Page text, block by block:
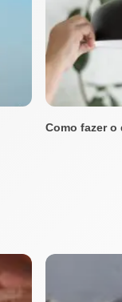
Como fazer o